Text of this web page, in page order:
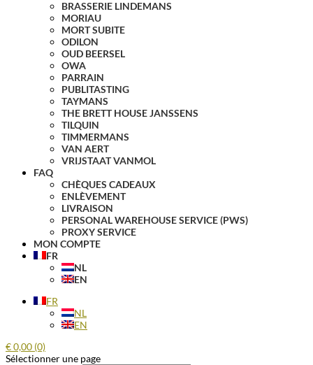
BRASSERIE LINDEMANS
MORIAU
MORT SUBITE
ODILON
OUD BEERSEL
OWA
PARRAIN
PUBLITASTING
TAYMANS
THE BRETT HOUSE JANSSENS
TILQUIN
TIMMERMANS
VAN AERT
VRIJSTAAT VANMOL
FAQ
CHÈQUES CADEAUX
ENLÈVEMENT
LIVRAISON
PERSONAL WAREHOUSE SERVICE (PWS)
PROXY SERVICE
MON COMPTE
FR
NL
EN
FR
NL
EN
€0,00 (0)
Sélectionner une page